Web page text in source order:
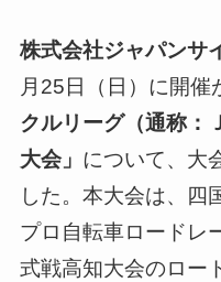
株式会社ジャパンサ
月25日（日）に開催
クルリーグ（通称：
大会」 について、大
した。本大会は、四
プロ自転車ロードレ
式戦高知大会のロー